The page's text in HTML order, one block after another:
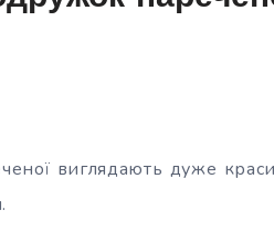
виглядають дуже